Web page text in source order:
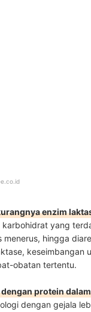
enzim
yang
hingga
keseimbangan
obatan tertentu.
protein
dengan gejala